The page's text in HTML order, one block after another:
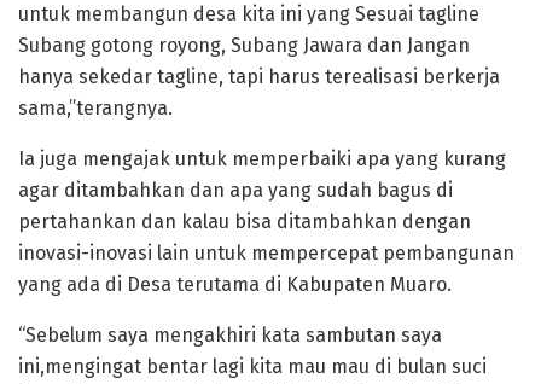
untuk membangun desa kita ini yang Sesuai tagline
Subang gotong royong, Subang Jawara dan Jangan
hanya sekedar tagline, tapi harus terealisasi berkerja
sama,”terangnya.
Ia juga mengajak untuk memperbaiki apa yang kurang
agar ditambahkan dan apa yang sudah bagus di
pertahankan dan kalau bisa ditambahkan dengan
inovasi-inovasi lain untuk mempercepat pembangunan
yang ada di Desa terutama di Kabupaten Muaro.
“Sebelum saya mengakhiri kata sambutan saya
ini,mengingat bentar lagi kita mau mau di bulan suci